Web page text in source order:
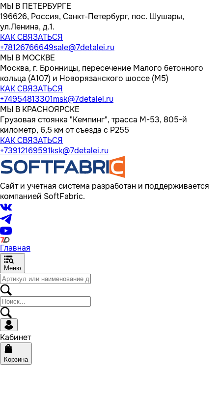
МЫ В ПЕТЕРБУРГЕ
196626, Россия, Санкт-Петербург, пос. Шушары,
ул.Ленина, д.1.
КАК СВЯЗАТЬСЯ
+78126766649sale@7detalei.ru
МЫ В МОСКВЕ
Москва, г. Бронницы, пересечение Малого бетонного
кольца (А107) и Новорязанского шоссе (М5)
КАК СВЯЗАТЬСЯ
+74954813301msk@7detalei.ru
МЫ В КРАСНОЯРСКЕ
Грузовая стоянка "Кемпинг", трасса M-53, 805-й
километр, 6,5 км от съезда с Р255
КАК СВЯЗАТЬСЯ
+73912169591ksk@7detalei.ru
Сайт и учетная система разработан и поддерживается
компанией SoftFabric.
Главная
Меню
Кабинет
Корзина